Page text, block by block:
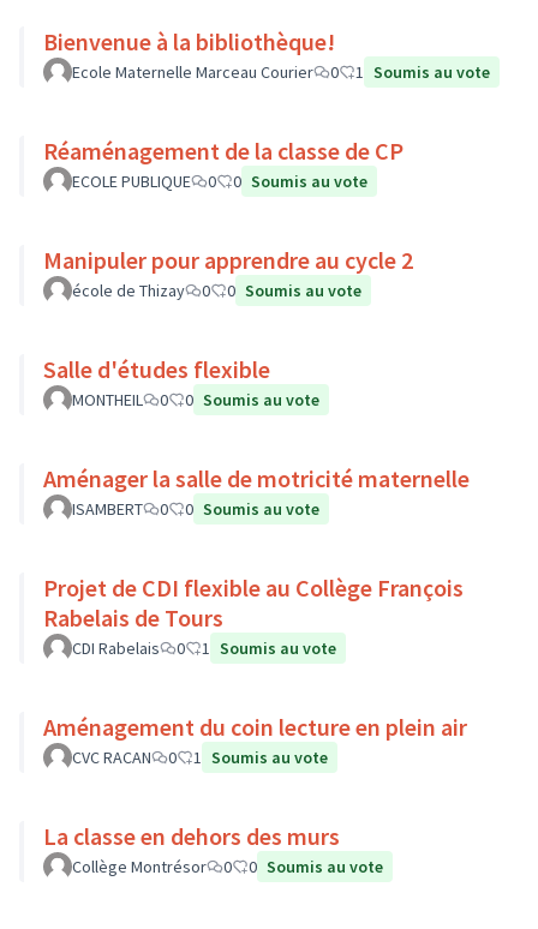
Bienvenue à la bibliothèque!
Ecole Maternelle Marceau Courier 0 1 Soumis au vote
Réaménagement de la classe de CP
ECOLE PUBLIQUE 0 0 Soumis au vote
Manipuler pour apprendre au cycle 2
école de Thizay 0 0 Soumis au vote
Salle d'études flexible
MONTHEIL 0 0 Soumis au vote
Aménager la salle de motricité maternelle
ISAMBERT 0 0 Soumis au vote
Projet de CDI flexible au Collège François
Rabelais de Tours
CDI Rabelais 0 1 Soumis au vote
Aménagement du coin lecture en plein air
CVC RACAN 0 1 Soumis au vote
La classe en dehors des murs
Collège Montrésor 0 0 Soumis au vote